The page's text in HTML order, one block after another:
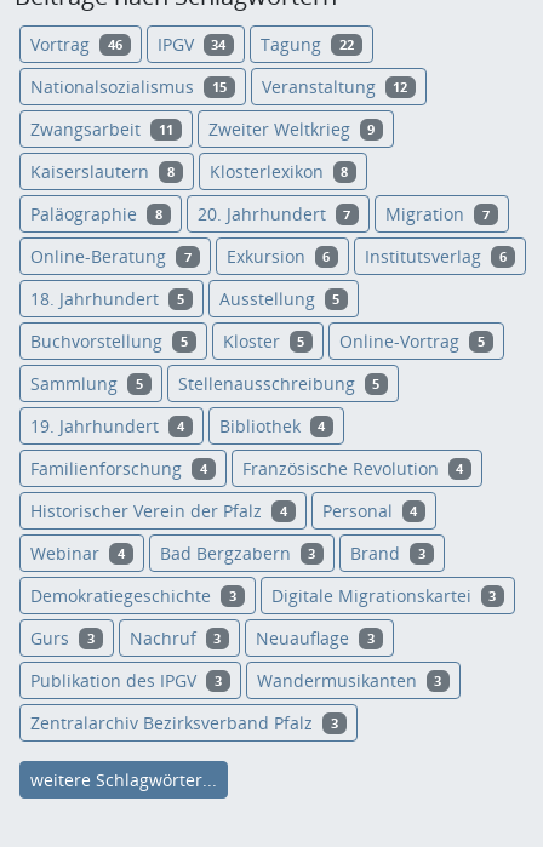
Vortrag 46 IPGV 34 Tagung 22
Nationalsozialismus 15 Veranstaltung 12
Zwangsarbeit 11 Zweiter Weltkrieg 9
Kaiserslautern 8 Klosterlexikon 8
Paläographie 8 20. Jahrhundert 7 Migration 7
Online-Beratung 7 Exkursion 6 Institutsverlag 6
18. Jahrhundert 5 Ausstellung 5
Buchvorstellung 5 Kloster 5 Online-Vortrag 5
Sammlung 5 Stellenausschreibung 5
19. Jahrhundert 4 Bibliothek 4
Familienforschung 4 Französische Revolution 4
Historischer Verein der Pfalz 4 Personal 4
Webinar 4 Bad Bergzabern 3 Brand 3
Demokratiegeschichte 3 Digitale Migrationskartei 3
Gurs 3 Nachruf 3 Neuauflage 3
Publikation des IPGV 3 Wandermusikanten 3
Zentralarchiv Bezirksverband Pfalz 3
weitere Schlagwörter...